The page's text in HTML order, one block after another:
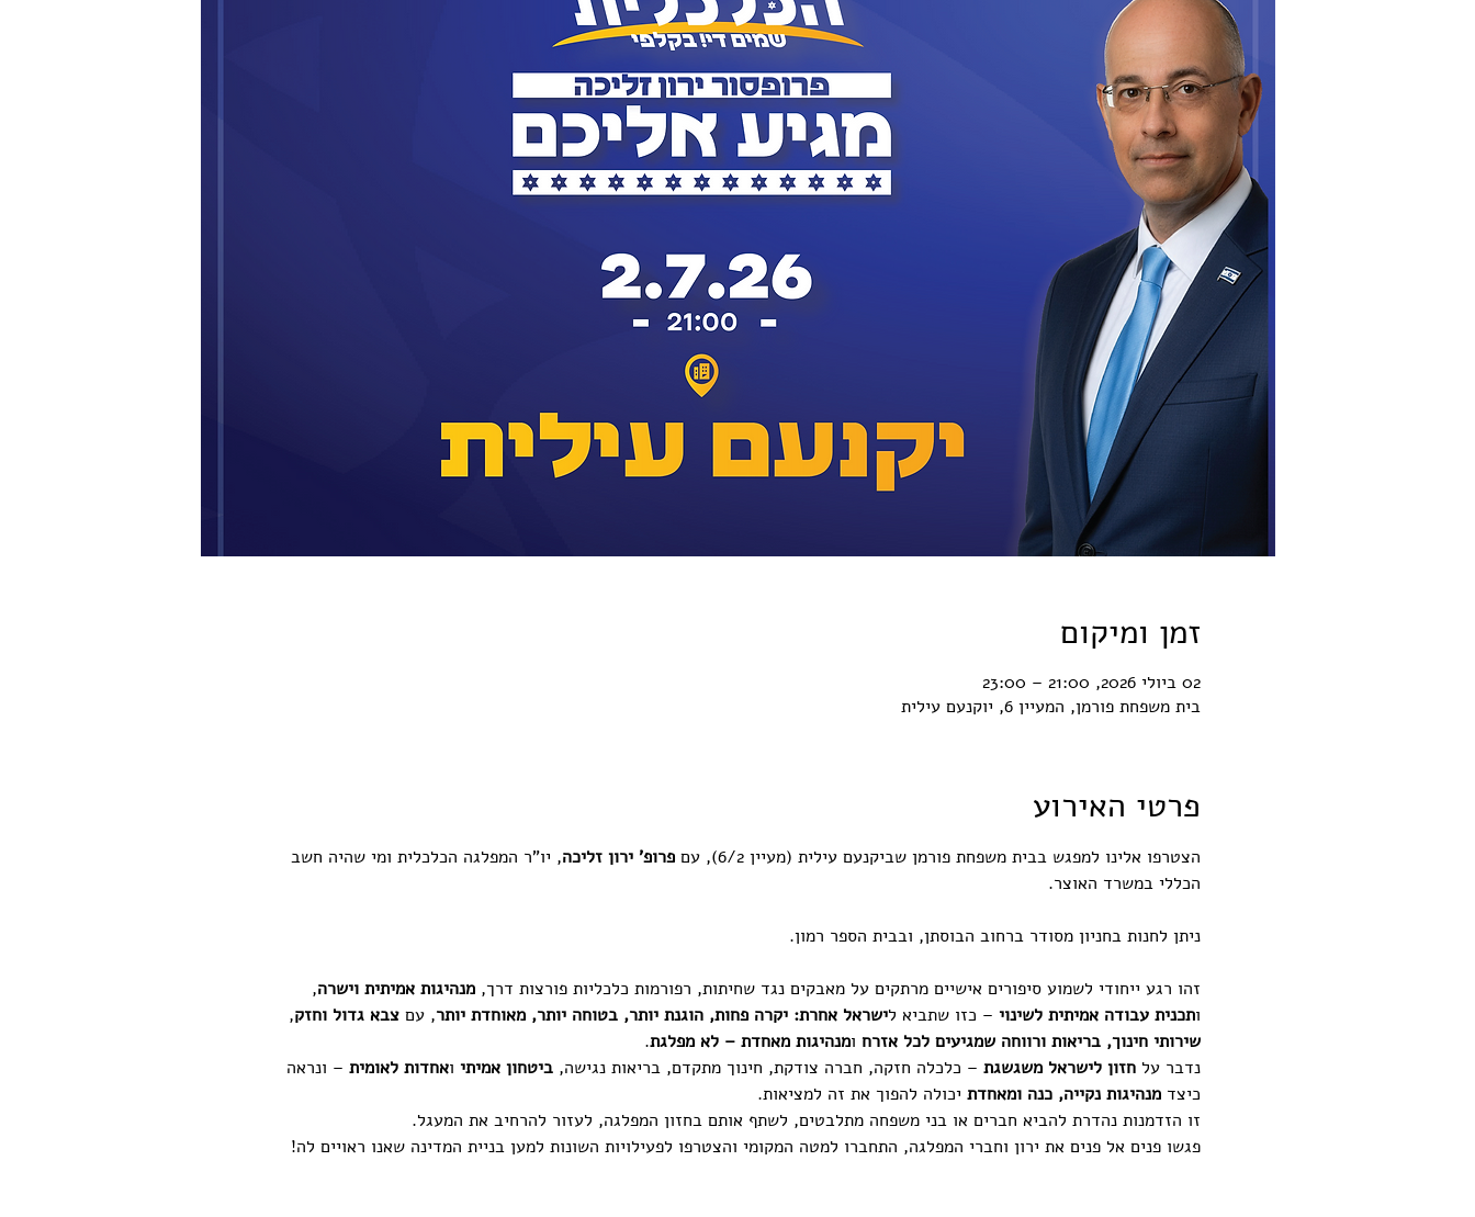
זמן ומיקום
02 ביולי 2026, 21:00 – 23:00
בית משפחת פורמן, המעיין 6, יוקנעם עילית
פרטי האירוע
הצטרפו אלינו למפגש בבית משפחת פורמן שביקנעם עילית (מעיין 6/2), עם פרופ' ירון זליכה, יו"ר המפלגה הכלכלית ומי שהיה חשב
הכללי במשרד האוצר.
ניתן לחנות בחניון מסודר ברחוב הבוסתן, ובבית הספר רמון.
זהו רגע ייחודי לשמוע סיפורים אישיים מרתקים על מאבקים נגד שחיתות, רפורמות כלכליות פורצות דרך, מנהיגות אמיתית וישרה,
ותכנית עבודה אמיתית לשינוי – כזו שתביא לישראל אחרת: יקרה פחות, הוגנת יותר, בטוחה יותר, מאוחדת יותר, עם צבא גדול וחזק,
שירותי חינוך, בריאות ורווחה שמגיעים לכל אזרח ומנהיגות מאחדת – לא מפלגת.
נדבר על חזון לישראל משגשגת – כלכלה חזקה, חברה צודקת, חינוך מתקדם, בריאות נגישה, ביטחון אמיתי ואחדות לאומית – ונראה
כיצד מנהיגות נקייה, כנה ומאחדת יכולה להפוך את זה למציאות.
זו הזדמנות נהדרת להביא חברים או בני משפחה מתלבטים, לשתף אותם בחזון המפלגה, לעזור להרחיב את המעגל.
פגשו פנים אל פנים את ירון וחברי המפלגה, התחברו למטה המקומי והצטרפו לפעילויות השונות למען בניית המדינה שאנו ראויים לה!